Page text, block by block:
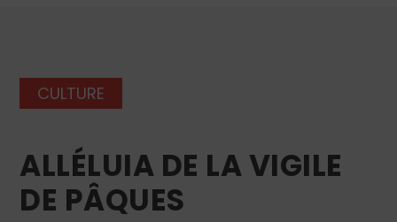
CULTURE
ALLÉLUIA DE LA VIGILE
DE PÂQUES